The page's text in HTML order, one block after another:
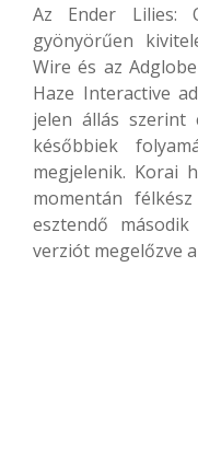
Az Ender Lilies:
gyönyörűen
Wire és az
Haze Interactive
jelen állás szerint
későbbiek
megjelenik. Korai
momentán
esztendő
verziót megelőzve